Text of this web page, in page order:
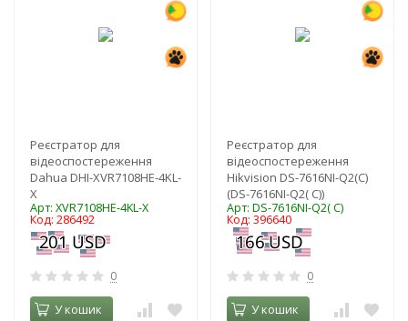
Реєстратор для
відеоспостереження
Dahua DHI-XVR7108HE-4KL-
X
Арт: XVR7108HE-4KL-X
Код: 286492
0
У кошик
Реєстратор для
відеоспостереження
Hikvision DS-7616NI-Q2(C)
(DS-7616NI-Q2( C))
Арт: DS-7616NI-Q2( C)
Код: 396640
0
У кошик